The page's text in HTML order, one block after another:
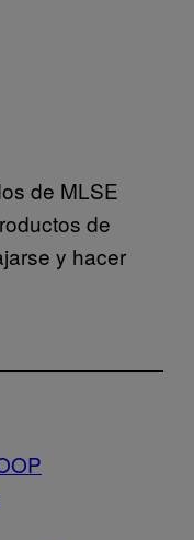
de MLSE
de
y hacer